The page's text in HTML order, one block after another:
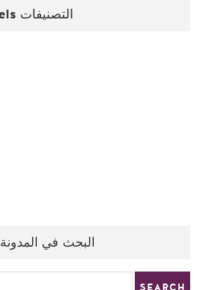
Labels التصنيفات
Search البحث في المدونة